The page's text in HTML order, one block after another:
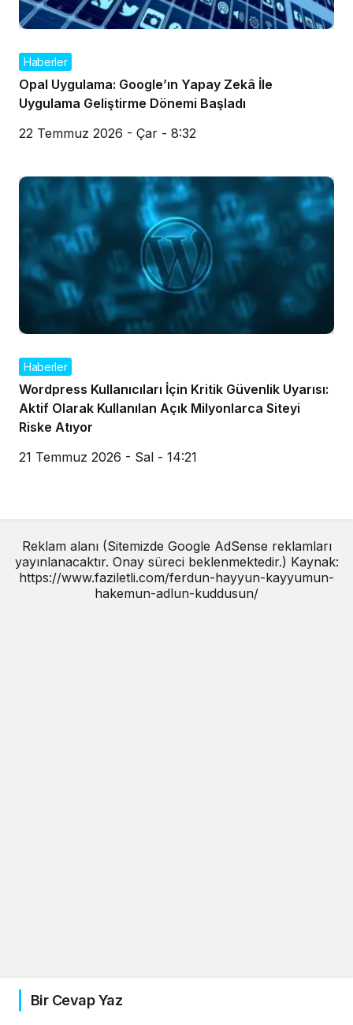
Haberler
Opal Uygulama: Google’ın Yapay Zekâ İle
Uygulama Geliştirme Dönemi Başladı
22 Temmuz 2026 - Çar - 8:32
Haberler
Wordpress Kullanıcıları İçin Kritik Güvenlik Uyarısı:
Aktif Olarak Kullanılan Açık Milyonlarca Siteyi
Riske Atıyor
21 Temmuz 2026 - Sal - 14:21
Reklam alanı (Sitemizde Google AdSense reklamları
yayınlanacaktır. Onay süreci beklenmektedir.) Kaynak:
https://www.faziletli.com/ferdun-hayyun-kayyumun-
hakemun-adlun-kuddusun/
Bir Cevap Yaz